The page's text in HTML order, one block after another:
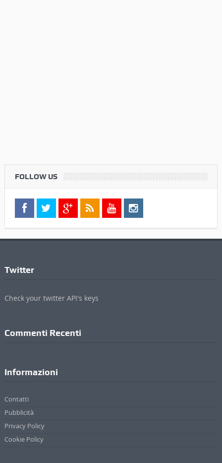
FOLLOW US
Twitter
Check your twitter API's keys
Commenti Recenti
Informazioni
Contatti
Pubblicità
Privacy Policy
Cookie Policy